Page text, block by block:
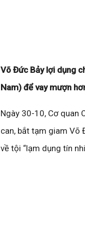
Võ Đức Bảy lợi dụng
Nam) để vay mượn
Ngày 30-10, Cơ quan
can, bắt tạm giam Võ
về tội “lạm dụng tín